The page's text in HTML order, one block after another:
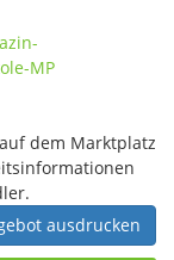
MP
dem Marktplatz
ausdrucken